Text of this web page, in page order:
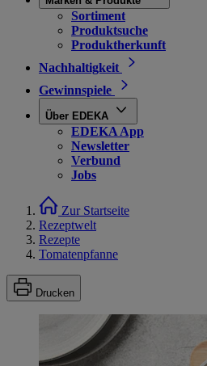
Sortiment
Produktsuche
Produktherkunft
Nachhaltigkeit
Gewinnspiele
Über EDEKA
EDEKA App
Newsletter
Verbund
Jobs
Zur Startseite
Rezeptwelt
Rezepte
Tomatenpfanne
Drucken